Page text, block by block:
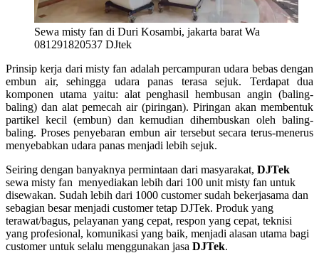
Sewa misty fan di Duri Kosambi, jakarta barat Wa
081291820537 DJtek
Prinsip kerja dari misty fan adalah percampuran udara bebas dengan
embun air, sehingga udara panas terasa sejuk. Terdapat dua
komponen utama yaitu: alat penghasil hembusan angin (baling-
baling) dan alat pemecah air (piringan). Piringan akan membentuk
partikel kecil (embun) dan kemudian dihembuskan oleh baling-
baling. Proses penyebaran embun air tersebut secara terus-menerus
menyebabkan udara panas menjadi lebih sejuk.
Seiring dengan banyaknya permintaan dari masyarakat, DJTek
sewa misty fan menyediakan lebih dari 100 unit misty fan untuk
disewakan. Sudah lebih dari 1000 customer sudah bekerjasama dan
sebagian besar menjadi customer tetap DJTek. Produk yang
terawat/bagus, pelayanan yang cepat, respon yang cepat, teknisi
yang profesional, komunikasi yang baik, menjadi alasan utama bagi
customer untuk selalu menggunakan jasa DJTek.